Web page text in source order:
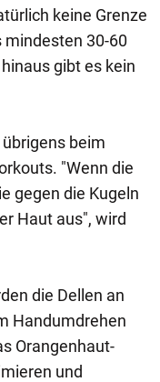
keine Grenze
30-60
gibt es kein
beim
"Wenn die
gegen die Kugeln
Haut aus", wird
die Dellen an
Handumdrehen
Orangenhaut-
und